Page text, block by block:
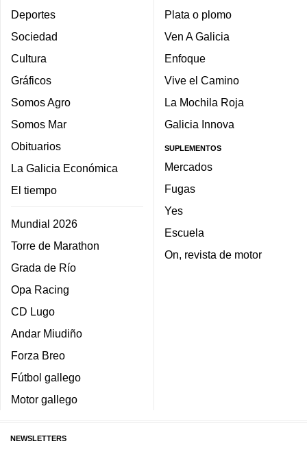
Deportes
Sociedad
Cultura
Gráficos
Somos Agro
Somos Mar
Obituarios
La Galicia Económica
El tiempo
Mundial 2026
Torre de Marathon
Grada de Río
Opa Racing
CD Lugo
Andar Miudiño
Forza Breo
Fútbol gallego
Motor gallego
Plata o plomo
Ven A Galicia
Enfoque
Vive el Camino
La Mochila Roja
Galicia Innova
SUPLEMENTOS
Mercados
Fugas
Yes
Escuela
On, revista de motor
NEWSLETTERS